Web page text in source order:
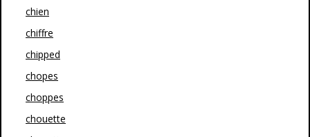
chien
chiffre
chipped
chopes
choppes
chouette